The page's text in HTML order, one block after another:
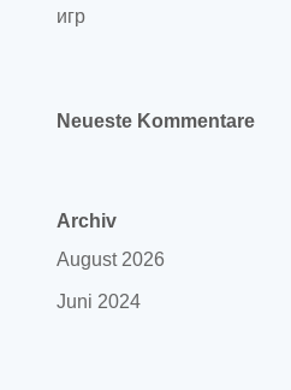
игр
Neueste Kommentare
Archiv
August 2026
Juni 2024